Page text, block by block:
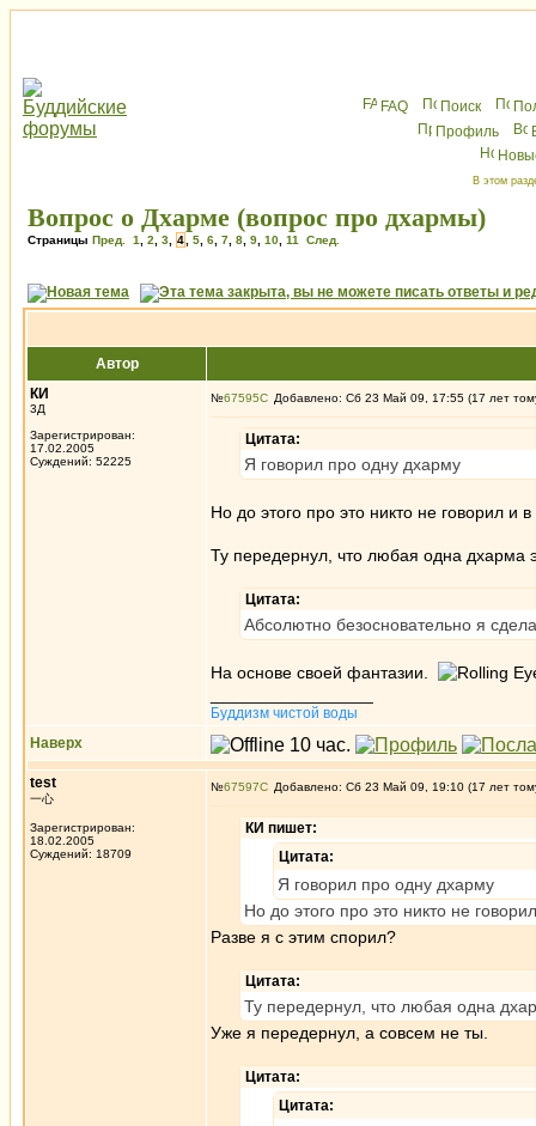
FAQ Поиск
Профиль
В этом
Вопрос о Дхарме (вопрос про дхармы)
Страницы Пред. 1 2 3 4 5 6 7 8 9 10 11 След.
Автор
КИ
3Д
Зарегистрирован:
17.02.2005
Суждений: 52225
№67595 Добавлено: Сб 23 Май 09, 17:55 (17 лет
Цитата:
Я говорил про одну дхарму
Но до этого про это никто не говорил и
Ту передернул, что любая одна дхарма
Цитата:
Абсолютно безосновательно я
На основе своей фантазии.
Буддизм чистой воды
Наверх
test
一心
Зарегистрирован:
18.02.2005
Суждений: 18709
№67597 Добавлено: Сб 23 Май 09, 19:10 (17 лет
КИ пишет:
Цитата:
Я говорил про одну дхарму
Но до этого про это никто не
Разве я с этим спорил?
Цитата:
Ту передернул, что любая одна
Уже я передернул, а совсем не ты.
Цитата:
Цитата: